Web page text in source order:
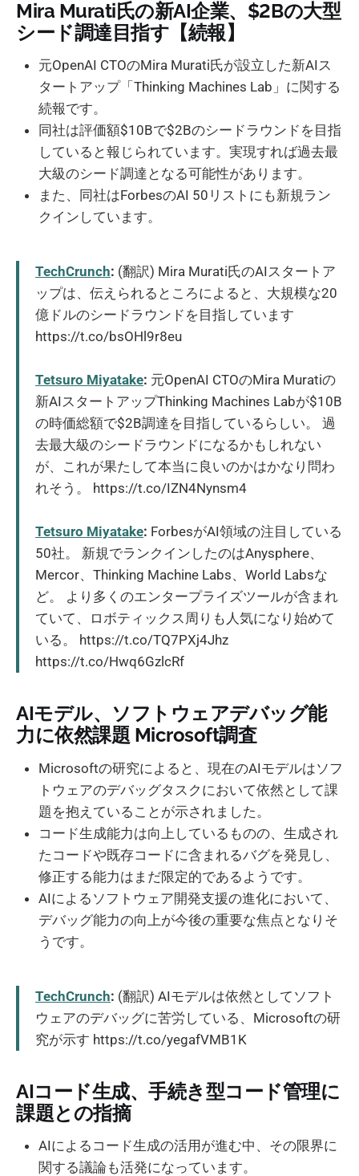
Mira Murati氏の新AI企業、$2Bの大型
シード調達目指す【続報】
元OpenAI CTOのMira Murati氏が設立した新AIス
タートアップ「Thinking Machines Lab」に関する
続報です。
同社は評価額$10Bで$2Bのシードラウンドを目指
していると報じられています。実現すれば過去最
大級のシード調達となる可能性があります。
また、同社はForbesのAI 50リストにも新規ラン
クインしています。
TechCrunch: (翻訳) Mira Murati氏のAIスタートア
ップは、伝えられるところによると、大規模な20
億ドルのシードラウンドを目指しています
https://t.co/bsOHl9r8eu
Tetsuro Miyatake: 元OpenAI CTOのMira Muratiの
新AIスタートアップThinking Machines Labが$10B
の時価総額で$2B調達を目指しているらしい。 過
去最大級のシードラウンドになるかもしれない
が、これが果たして本当に良いのかはかなり問わ
れそう。 https://t.co/IZN4Nynsm4
Tetsuro Miyatake: ForbesがAI領域の注目している
50社。 新規でランクインしたのはAnysphere、
Mercor、Thinking Machine Labs、World Labsな
ど。 より多くのエンタープライズツールが含まれ
ていて、ロボティックス周りも人気になり始めて
いる。 https://t.co/TQ7PXj4Jhz
https://t.co/Hwq6GzlcRf
AIモデル、ソフトウェアデバッグ能
力に依然課題 Microsoft調査
Microsoftの研究によると、現在のAIモデルはソフ
トウェアのデバッグタスクにおいて依然として課
題を抱えていることが示されました。
コード生成能力は向上しているものの、生成され
たコードや既存コードに含まれるバグを発見し、
修正する能力はまだ限定的であるようです。
AIによるソフトウェア開発支援の進化において、
デバッグ能力の向上が今後の重要な焦点となりそ
うです。
TechCrunch: (翻訳) AIモデルは依然としてソフト
ウェアのデバッグに苦労している、Microsoftの研
究が示す https://t.co/yegafVMB1K
AIコード生成、手続き型コード管理に
課題との指摘
AIによるコード生成の活用が進む中、その限界に
関する議論も活発になっています。